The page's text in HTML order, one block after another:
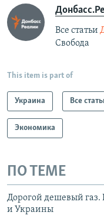
Все статьи
Свобода
This item is part of
Украина Все
Экономика
ПО ТЕМЕ
Дорогой дешевый газ.
и Украины